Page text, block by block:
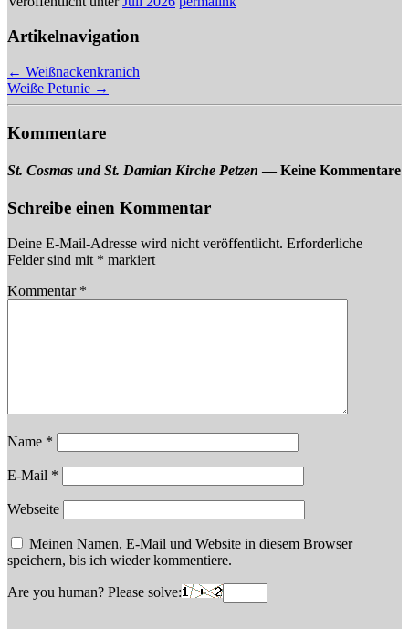
Artikelnavigation
← Weißnackenkranich
Weiße Petunie →
Kommentare
St. Cosmas und St. Damian Kirche Petzen — Keine Kommentare
Schreibe einen Kommentar
Deine E-Mail-Adresse wird nicht veröffentlicht. Erforderliche
Felder sind mit * markiert
Kommentar *
Name *
E-Mail *
Webseite
Meinen Namen, E-Mail und Website in diesem Browser
speichern, bis ich wieder kommentiere.
Are you human? Please solve: